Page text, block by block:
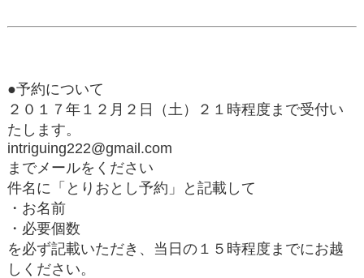
●予約について
２０１７年１２月２日（土）２１時程度まで受付い
たします。
intriguing222@gmail.com
までメールをください
件名に「とりおとし予約」と記載して
・お名前
・必要個数
を必ず記載いただき、当日の１５時程度までにお越
しください。